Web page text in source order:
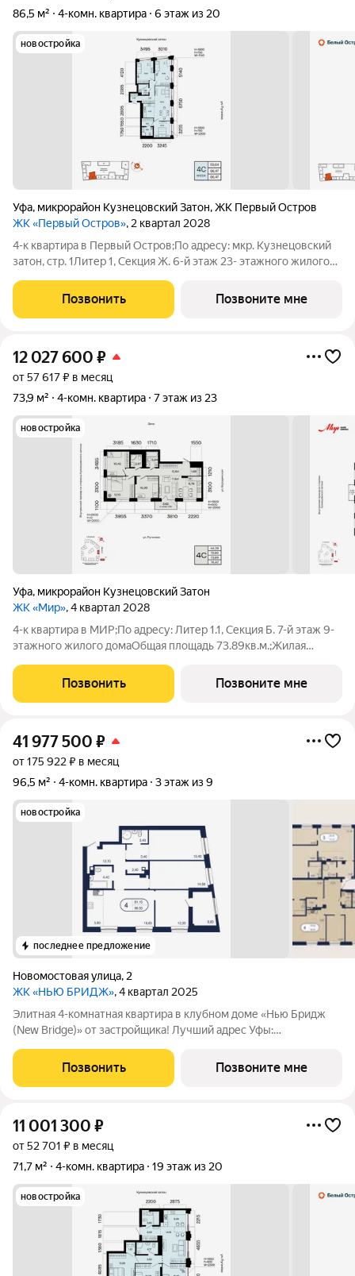
86,5 м²
4-комн. квартира 6 этаж из 20
новостройка
Уфа, микрорайон Кузнецовский Затон,ЖК Первый Остров
ЖК «Первый Остров», 2 квартал 2028
4-к квартира в Первый Остров;По адресу: мкр. Кузнецовский
затон, стр. 1Литер 1, Секция Ж. 6-й этаж 23- этажного жилого
ГК "Первый Трест".Срок окончания строительства: 4 квартал
2028
Позвонить Позвоните мне
12 027 600 ₽
от 57 617 ₽ в месяц
73,9 м²
4-комн. квартира 7 этаж из 23
новостройка
Уфа, микрорайон Кузнецовский Затон
ЖК «Мир», 4 квартал 2028
4-к квартира в МИР;По адресу: Литер 1.1, Секция Б. 7-й этаж 9-
этажного жилого домаОбщая площадь 73.89кв.м.;Жилая
строительства: 4 квартал 2028 года.Квартира с свободной
планировкой,
Позвонить Позвоните мне
41 977 500 ₽
от 175 922 ₽ в месяц
96,5 м²
4-комн. квартира 3 этаж из 9
новостройка
последнее предложение
Новомостовая улица, 2
ЖК «НЬЮ БРИДЖ», 4 квартал 2025
Элитная 4-комнатная квартира в клубном доме «Нью Бридж
(New Bridge)» от застройщика! Лучший адрес Уфы:
площадь: 95,5 м Высота потолков: 3,3 м Безопасная сделкаПозвонить Позвоните мне
11 001 300 ₽
от 52 701 ₽ в месяц
71,7 м²
4-комн. квартира 19 этаж из 20
новостройка